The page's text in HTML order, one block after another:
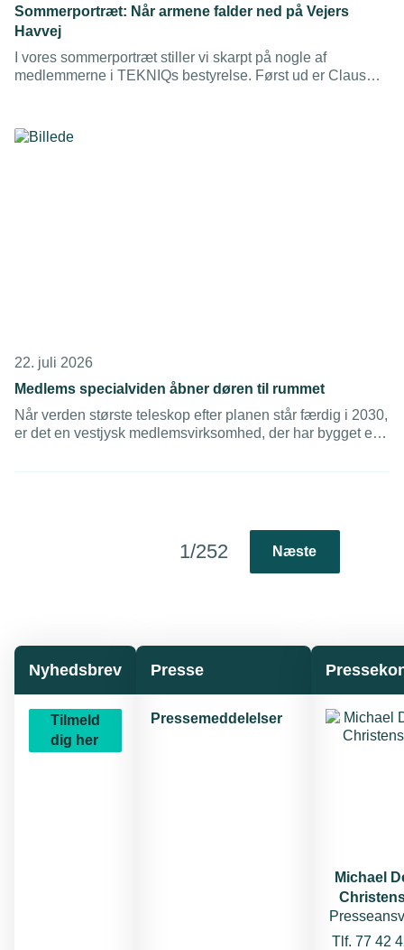
Sommerportræt: Når armene falder ned på Vejers
Havvej
I vores sommerportræt stiller vi skarpt på nogle af
medlemmerne i TEKNIQs bestyrelse. Først ud er Claus
at se en hel bjergetape fra sofaen med et køligt glas
hvidvin.
22. juli 2026
Medlems specialviden åbner døren til rummet
Når verden største teleskop efter planen står færdig i 2030,
er det en vestjysk medlemsvirksomhed, der har bygget en
1/252 Næste
Nyhedsbrev
Tilmeld
dig her
Presse
Pressemeddelelser
Michael
Tlf. 77 42